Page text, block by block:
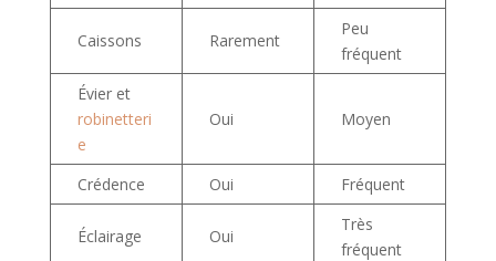
Caissons Rarement
Peu
fréquent
Évier et
robinetteri
e
Oui Moyen
Crédence Oui Fréquent
Éclairage Oui
Très
fréquent